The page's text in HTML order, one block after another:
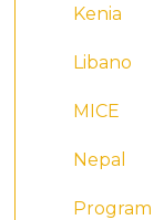
Kenia
Libano
MICE
Nepal
Program